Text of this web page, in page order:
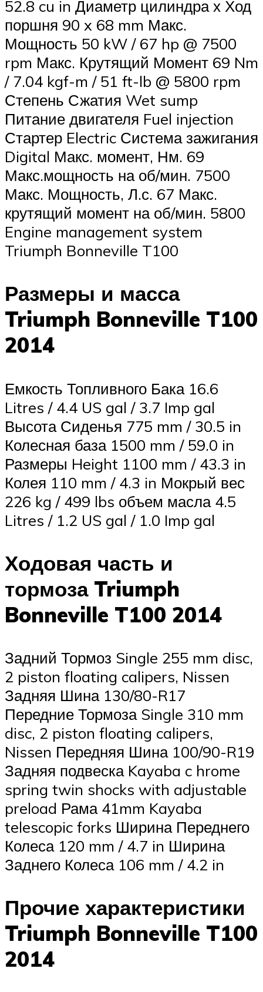
52.8 cu in Диаметр цилиндра х Ход
поршня 90 x 68 mm Макс.
Мощность 50 kW / 67 hp @ 7500
rpm Макс. Крутящий Момент 69 Nm
/ 7.04 kgf-m / 51 ft-lb @ 5800 rpm
Степень Сжатия Wet sump
Питание двигателя Fuel injection
Стартер Electric Система зажигания
Digital Макс. момент, Нм. 69
Макс.мощность на об/мин. 7500
Макс. Мощность, Л.с. 67 Макс.
крутящий момент на об/мин. 5800
Engine management system
Triumph Bonneville T100
Размеры и масса
Triumph Bonneville T100
2014
Емкость Топливного Бака 16.6
Litres / 4.4 US gal / 3.7 Imp gal
Высота Сиденья 775 mm / 30.5 in
Колесная база 1500 mm / 59.0 in
Размеры Height 1100 mm / 43.3 in
Колея 110 mm / 4.3 in Мокрый вес
226 kg / 499 lbs объем масла 4.5
Litres / 1.2 US gal / 1.0 Imp gal
Ходовая часть и
тормоза Triumph
Bonneville T100 2014
Задний Тормоз Single 255 mm disc,
2 piston floating calipers, Nissen
Задняя Шина 130/80-R17
Передние Тормоза Single 310 mm
disc, 2 piston floating calipers,
Nissen Передняя Шина 100/90-R19
Задняя подвеска Kayaba c hrome
spring twin shocks with adjustable
preload Рама 41mm Kayaba
telescopic forks Ширина Переднего
Колеса 120 mm / 4.7 in Ширина
Заднего Колеса 106 mm / 4.2 in
Прочие характеристики
Triumph Bonneville T100
2014